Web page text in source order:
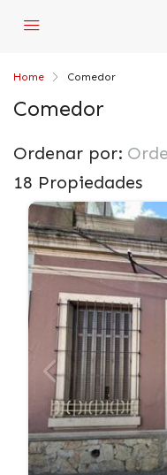
Home Comedor
Comedor
18 Propiedades
Ordenar por: